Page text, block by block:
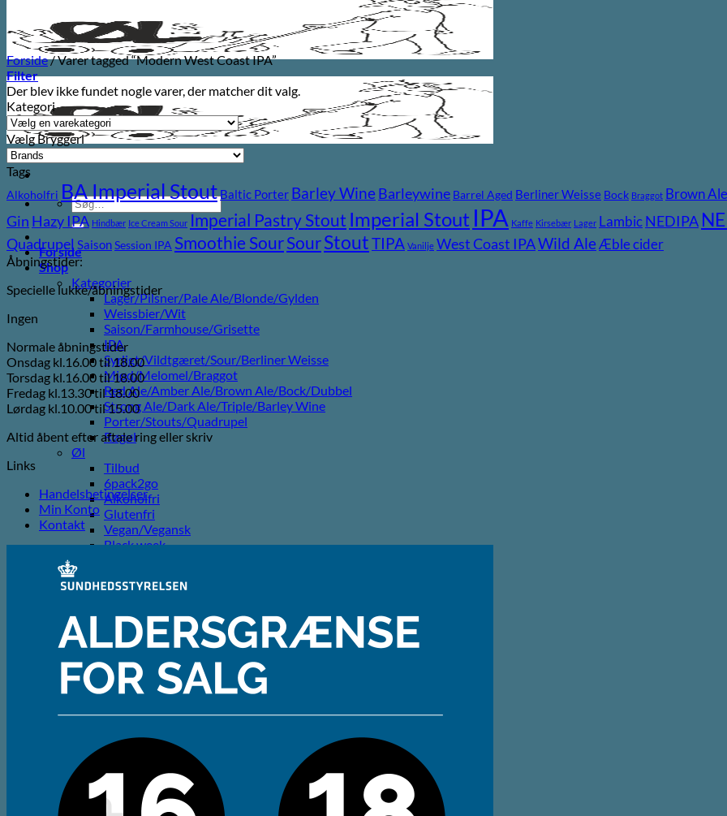
Søg
efter:
Forside
Shop
Kategorier
Lager/Pilsner/Pale Ale/Blonde/Gylden
Weissbier/Wit
Saison/Farmhouse/Grisette
IPA
Syrligt/Vildtgæret/Sour/Berliner Weisse
Mjød/Melomel/Braggot
Red Ale/Amber Ale/Brown Ale/Bock/Dubbel
Strong Ale/Dark Ale/Triple/Barley Wine
Porter/Stouts/Quadrupel
Røgøl
Øl
Tilbud
6pack2go
Alkoholfri
Glutenfri
Vegan/Vegansk
Black week
Andet
Cider
Likør
Most og Sodavand
Chips
Diverse
Gaveæsker og indpakning
Glas
Om ØL2GO
Kontakt
Kurv /
0,00kr.
Forside/Varer tagged “Modern West Coast IPA”
Filter
Der blev ikke fundet nogle varer, der matcher dit valg.
Kategori
Vælg Bryggeri
Tags
Alkoholfri BA Imperial StoutBaltic Porter Barley Wine Barleywine Barrel Aged Berliner Weisse Bock Braggot Brown Ale
Gin Hazy IPA Hindbær Ice Cream Sour Imperial Pastry Stout Imperial Stout IPA Kaffe Kirsebær Lager Lambic NEDIPA
Quadrupel SaisonSession IPA Smoothie SourSourStoutTIPA Vanilje West Coast IPAWild Ale Æble cider
Åbningstider:
Specielle lukke/åbningstider
Ingen
Normale åbningstider
Onsdag kl.16.00 til 18.00
Torsdag kl.16.00 til 18.00
Fredag kl.13.30 til 18.00
Lørdag kl.10.00 til 15.00
Altid åbent efter aftale ring eller skriv
Links
Handelsbetingelser
Min Konto
Kontakt